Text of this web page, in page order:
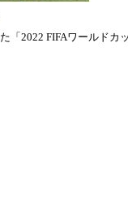
2022 FIFAワールド